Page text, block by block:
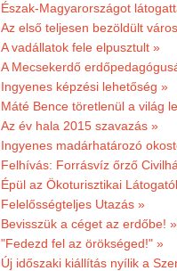
Észak-Magyarországot
Az első teljesen bezöldült
A vadállatok fele elpusztult »
A Mecsekerdő
Ingyenes képzési lehetőség »
Máté Bence töretlenül a világ
Az év hala 2015 szavazás »
Ingyenes madárhatározó
Felhívás: Forrásvíz őrző
Épül az Ökoturisztikai
Felelősségteljes Utazás »
Bevisszük a céget az erdőbe! »
"Fedezd fel az örökséged!" »
Új időszaki kiállítás nyílik a